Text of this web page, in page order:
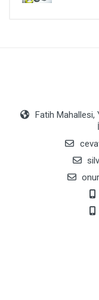
Fatih Mahallesi,